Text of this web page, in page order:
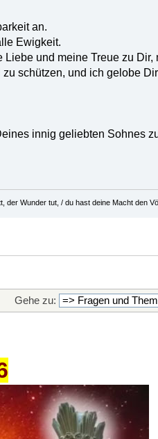
an.
Ewigkeit.
und meine Treue zu Dir,
schützen, und ich gelobe
innig geliebten Sohnes
Wunder tut, / du hast deine Macht den
Gehe zu: